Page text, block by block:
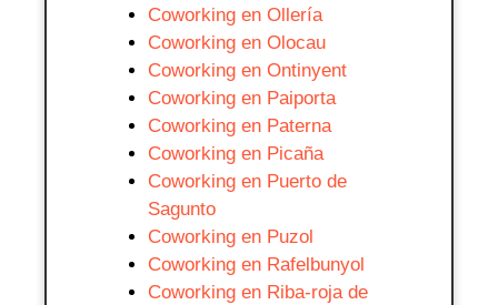
Coworking en Ollería
Coworking en Olocau
Coworking en Ontinyent
Coworking en Paiporta
Coworking en Paterna
Coworking en Picaña
Coworking en Puerto de
Sagunto
Coworking en Puzol
Coworking en Rafelbunyol
Coworking en Riba-roja de